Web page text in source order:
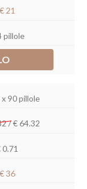
€ 21
pillole
90 pillole
/€64.32
0.71
€ 36